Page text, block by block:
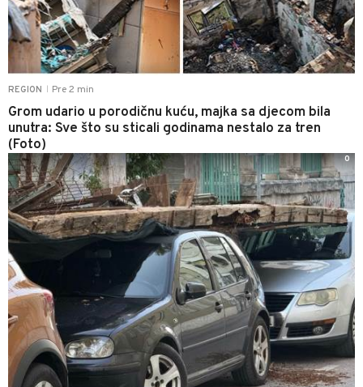
REGION Pre 2 min
Grom udario u porodičnu kuću, majka sa djecom bila
unutra: Sve što su sticali godinama nestalo za tren
(Foto)
0